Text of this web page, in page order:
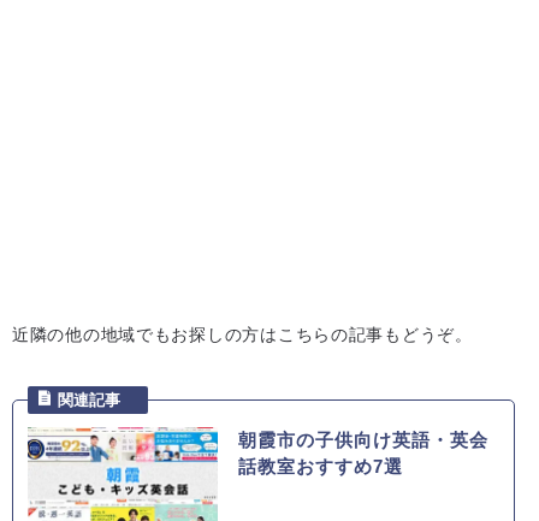
近隣の他の地域でもお探しの方はこちらの記事もどうぞ。
朝霞市の子供向け英語・英会
話教室おすすめ7選